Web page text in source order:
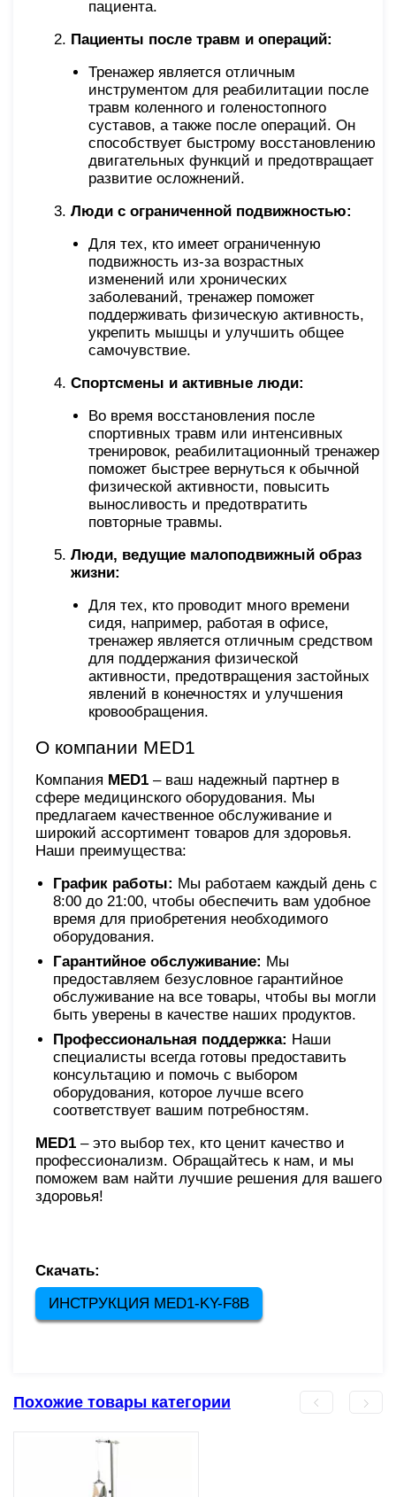
пациента.
Пациенты после травм и операций:
Тренажер является отличным
инструментом для реабилитации после
травм коленного и голеностопного
суставов, а также после операций. Он
способствует быстрому восстановлению
двигательных функций и предотвращает
развитие осложнений.
Люди с ограниченной подвижностью:
Для тех, кто имеет ограниченную
подвижность из-за возрастных
изменений или хронических
заболеваний, тренажер поможет
поддерживать физическую активность,
укрепить мышцы и улучшить общее
самочувствие.
Спортсмены и активные люди:
Во время восстановления после
спортивных травм или интенсивных
тренировок, реабилитационный тренажер
поможет быстрее вернуться к обычной
физической активности, повысить
выносливость и предотвратить
повторные травмы.
Люди, ведущие малоподвижный образ
жизни:
Для тех, кто проводит много времени
сидя, например, работая в офисе,
тренажер является отличным средством
для поддержания физической
активности, предотвращения застойных
явлений в конечностях и улучшения
кровообращения.
О компании MED1
Компания MED1 – ваш надежный партнер в
сфере медицинского оборудования. Мы
предлагаем качественное обслуживание и
широкий ассортимент товаров для здоровья.
Наши преимущества:
График работы: Мы работаем каждый день с
8:00 до 21:00, чтобы обеспечить вам удобное
время для приобретения необходимого
оборудования.
Гарантийное обслуживание: Мы
предоставляем безусловное гарантийное
обслуживание на все товары, чтобы вы могли
быть уверены в качестве наших продуктов.
Профессиональная поддержка: Наши
специалисты всегда готовы предоставить
консультацию и помочь с выбором
оборудования, которое лучше всего
соответствует вашим потребностям.
MED1 – это выбор тех, кто ценит качество и
профессионализм. Обращайтесь к нам, и мы
поможем вам найти лучшие решения для вашего
здоровья!
Скачать:
ИНСТРУКЦИЯ MED1-KY-F8B
Похожие товары категории